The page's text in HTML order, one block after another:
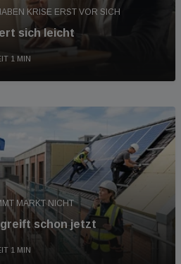
KRISE ERST VOR SICH
sich leicht
1 MIN
MARKT NICHT
schon jetzt
1 MIN